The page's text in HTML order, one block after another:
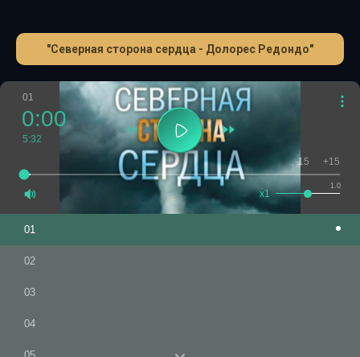
"Северная сторона сердца - Долорес Редондо"
01
0:00
5:32
1.0
x1
-15 +15
01
02
03
04